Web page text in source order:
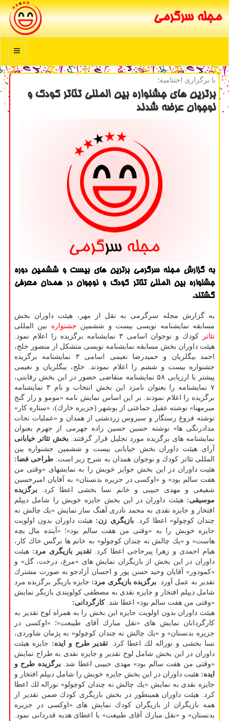
مجله سرگرمی
منو
با برگزاری اختتامیه؛
برترین های جشنواره بین المللی تئاتر كودك و
نوجوان عرضه شدند
به گزارش مجله سرگرمی برترین های بیست و ششمین دوره
جشنواره بین المللی تئاتر كودك و نوجوان در همدان معرفی
گشتند.
به گزارش مجله سرگرمی به نقل از مهر، هیئت داوران بخش
مسابقه نمایشنامه نویسی بیست و ششمین جشنواره بین المللی
تئاتر
كودك و نوجوان اسامی ۳ نمایشنامه برگزیده را اعلام نمود.
هیئت داوران بخش مسابقه نمایشنامه نویسی متشكل از منصور خلج،
احمد بیگلریان و حمیدرضا نعیمی اسامی ۳ نمایشنامه برگزیده
جشنواره بیست و ششم را اعلام نمودند. خلج، بیگلریان و نعیمی
پیشتر با ارزیابی ۵۸ نمایشنامه متقاضی حضور در این بخش رقابتی،
۷ نمایشنامه را بعنوان نامزد این بخش انتخاب و نام ۳ نمایشنامه
برگزیده را اعلام نمودند. بر این اساس نمایش نامه «مومو و راز گنج
میرمهنا» نوشته عقیل جماعتی از بوشهر (جزیره خارك)، «ستاره كار»
نوشته فروغ رستگار و سیروس زردشتی از همدان و «عملیات نجات
مدادرنگی ها» نوشته حسین حسین زاده جهرمی از جهرم بعنوان
نمایشنامه های برگزیده مورد تجلیل قرار گرفتند. بخش تئاتر خیابانی
آرای هیئت داوران بخش خیابانی بیست و ششمین جشنواره بین
المللی تئاتر كودك و نوجوان همدان به شرح زیر است: طراحی فضا:
هئیت داوران در این بخش جوایز خویش را به نمایشهای «وقتی من
هفت سالم بود» و «اوكسی در جزیره بدنستان» به آقایان امیرحسین
شفیعی و مهدی حبیبی و خانم نسا بخشی اعطا كرد. برگزیده
موسیقی:هیئت داوران در این بخش جایزه خویش را شامل دیپلم
افتخار و جایزه نقدی به محمد نادری آهنگ ساز نمایش «یك چالش نه
چندان كوچولو» اعطا كرد.بازیگری زن: هیئت داوران بدون اولویت
جایزه خویش را به «وقتی من هفت سالم بود»؛ «آینده مال بچه
هاست» و «یك چالش نه چندان كوچولو» به خانم ها نرگس خاك كار،
هیام احمدی و زهرا پیرحاجی اعطا كرد.تقدیر بازیگری مرد: هیئت
داوران در این بخش از بازیگران نمایش های «مرغ، درخت، گل» و
«كمودور» آقایان وحید حسن پور و احسان آزادجو به صورت مشترك
تقدیر به عمل آورد.برگزیده بازیگری مرد: جایزه بازیگر برگزیده مرد
شامل دیپلم افتخار و جایزه نقدی به مصطفی كولویندی بازیگر نمایش
«وقتی من هفت سالم بود» اعطا شد.كارگردانی:
هیئت داوران بدون اولویت جایزه این بخش را به همراه لوح تقدیر به
كارگردانان نمایش های «نقل مبارك آقای طبیعت»؛ «اوكسی در
جزیره بدنستان» و «یك چالش نه چندان كوچولو» به پژمان شاوردی،
نسا بخشی و نوراله لك اعطا كرد. تقدیر طرح و ایده: جایزه هیئت
داوران در این بخش شامل لوح تقدیر و جایزه نقدی به طراح نمایش
«وقتی من هفت سالم بود» مهدی حبیبی اعطا شد.برگزیده طرح و
ایده:هئیت داوران در این بخش جایزه خویش را شامل دیپلم افتخار و
جایزه نقدی به نمایش «یك چالش نه چندان كوچولو» نوراله لك اعطا
كرد. هیئت داوران همینطور در بخش بازیگری كودك ضمن تقدیر از
همه بازیگران از بازیگران كودك نمایش های «اوكسی در جزیره
بدنستان» و «نقل مبارك آقای طبیعت» با اعطای هدیه قدردانی نمود.